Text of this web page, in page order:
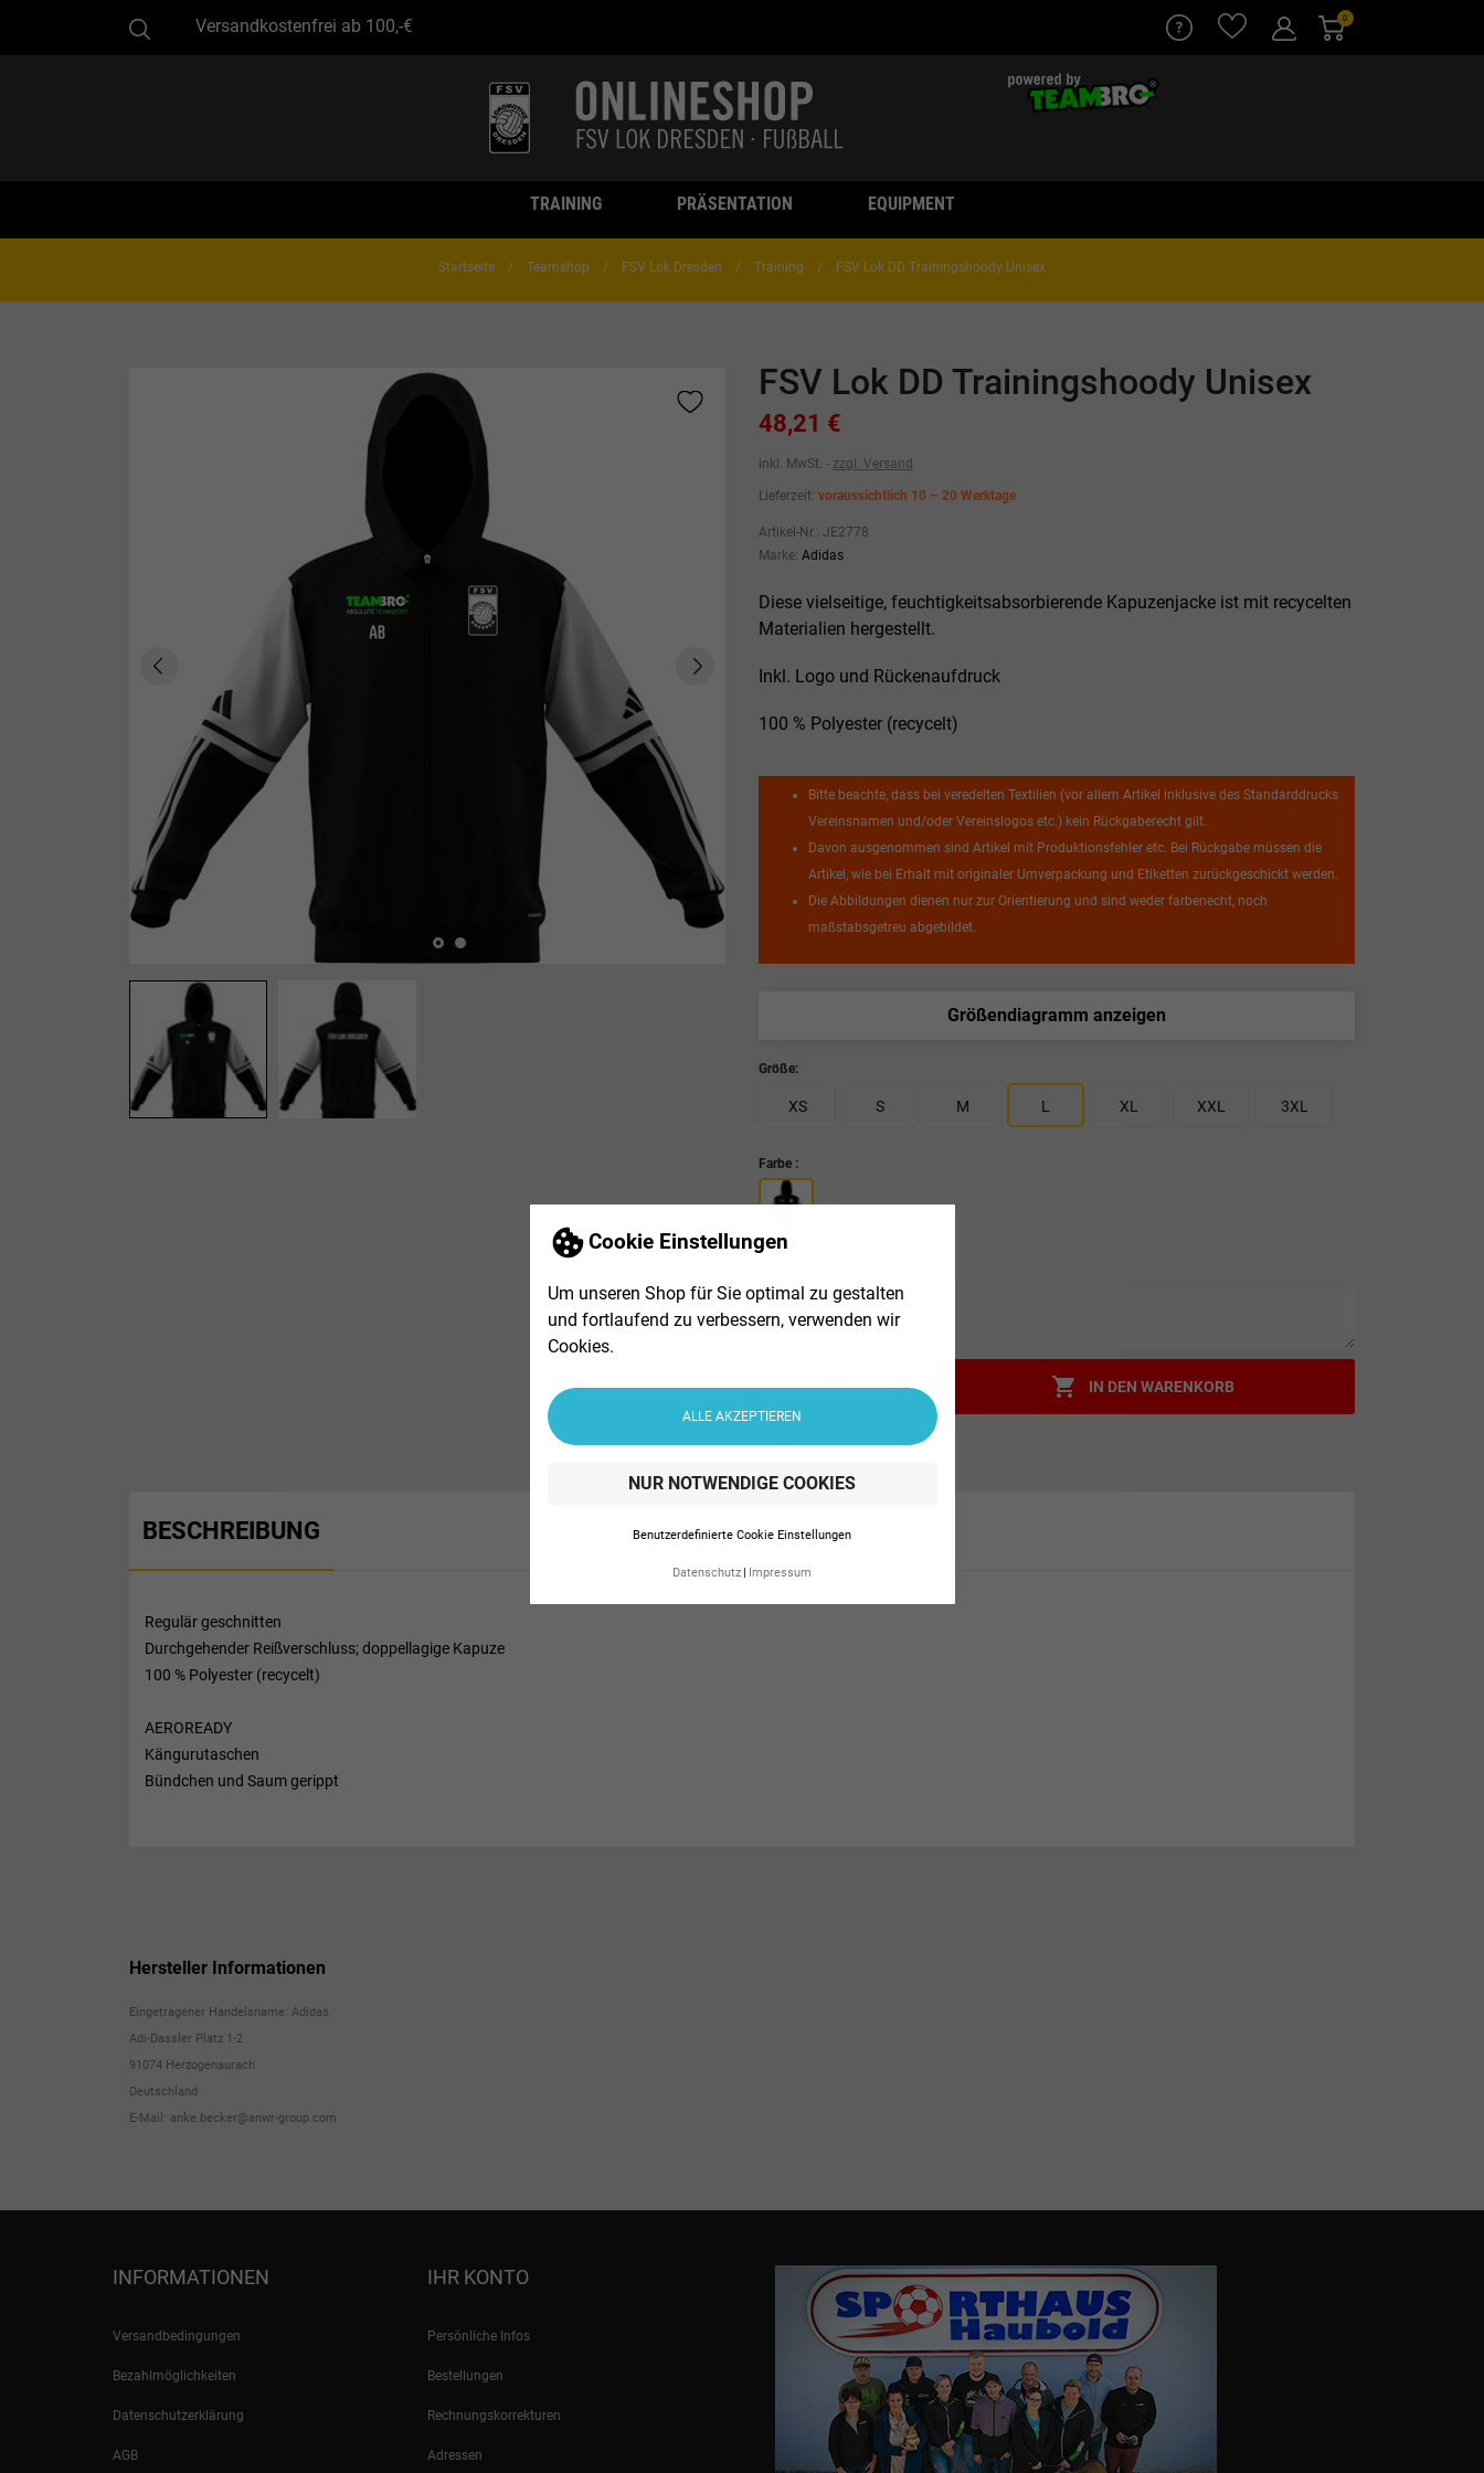
Cookie Einstellungen
Um unseren Shop für Sie optimal zu gestalten
und fortlaufend zu verbessern, verwenden wir
Cookies.
ALLE AKZEPTIEREN
NUR NOTWENDIGE COOKIES
Benutzerdefinierte Cookie Einstellungen
Datenschutz Impressum
Versandkostenfrei ab 100,-€ 0
TRAINING PRÄSENTATION EQUIPMENT
Startseite Teamshop FSV Lok Dresden Training FSV Lok DD Trainingshoody Unisex
FSV Lok DD Trainingshoody Unisex
48,21 €
inkl. MwSt. zzgl. Versand
Lieferzeit: voraussichtlich 10 – 20 Werktage
Artikel-Nr.: JE2778
Marke: Adidas
Diese vielseitige, feuchtigkeitsabsorbierende Kapuzenjacke ist mit recycelten
Materialien hergestellt.
Inkl. Logo und Rückenaufdruck
100 % Polyester (recycelt)
Bitte beachte, dass bei veredelten Textilien (vor allem Artikel inklusive des Standarddrucks
Vereinsnamen und/oder Vereinslogos etc.) kein Rückgaberecht gilt.
Davon ausgenommen sind Artikel mit Produktionsfehler etc. Bei Rückgabe müssen die
Artikel, wie bei Erhalt mit originaler Umverpackung und Etiketten zurückgeschickt werden.
Die Abbildungen dienen nur zur Orientierung und sind weder farbenecht, noch
maßstabsgetreu abgebildet.
Größendiagramm anzeigen
Größe:
XS S M L XL XXL 3XL
Farbe :
- +  IN DEN WARENKORB
BESCHREIBUNG
Regulär geschnitten
Durchgehender Reißverschluss; doppellagige Kapuze
100 % Polyester (recycelt)
AEROREADY
Kängurutaschen
Bündchen und Saum gerippt
Hersteller Informationen
Eingetragener Handelsname: Adidas
Adi-Dassler Platz 1-2
91074 Herzogenaurach
Deutschland
E-Mail: anke.becker@anwr-group.com
INFORMATIONEN
Versandbedingungen
Bezahlmöglichkeiten
Datenschutzerklärung
AGB
IHR KONTO
Persönliche Infos
Bestellungen
Rechnungskorrekturen
Adressen